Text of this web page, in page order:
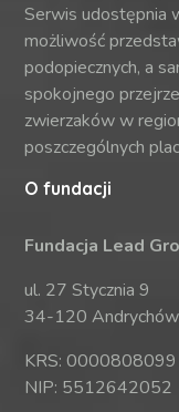
Serwis udostępnia
możliwość
podopiecznych, a
spokojnego
zwierzaków w
poszczególnych
O fundacji
Fundacja Lead
ul. 27 Stycznia 9
34-120 Andrychów
KRS: 0000808099
NIP: 5512642052